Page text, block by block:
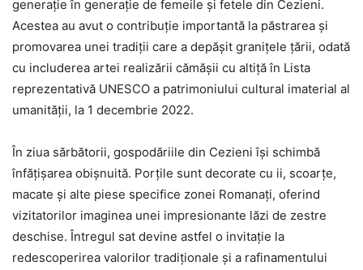
generație în generație de femeile și fetele din Cezieni.
Acestea au avut o contribuție importantă la păstrarea și
promovarea unei tradiții care a depășit granițele țării, odată
cu includerea artei realizării cămășii cu altiță în Lista
reprezentativă UNESCO a patrimoniului cultural imaterial al
umanității, la 1 decembrie 2022.
În ziua sărbătorii, gospodăriile din Cezieni își schimbă
înfățișarea obișnuită. Porțile sunt decorate cu ii, scoarțe,
macate și alte piese specifice zonei Romanați, oferind
vizitatorilor imaginea unei impresionante lăzi de zestre
deschise. Întregul sat devine astfel o invitație la
redescoperirea valorilor tradiționale și a rafinamentului